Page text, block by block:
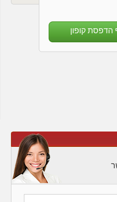
הדפסת קופון